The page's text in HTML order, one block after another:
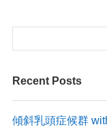
Recent Posts
傾斜乳頭症候群